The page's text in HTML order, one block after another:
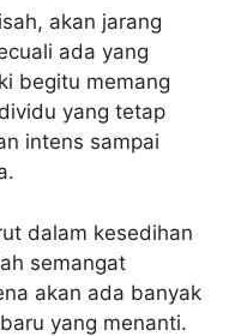
akan jarang
ada yang
begitu memang
yang tetap
intens sampai
dalam kesedihan
semangat
akan ada banyak
yang menanti.